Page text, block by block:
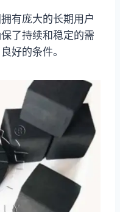
有庞大的长期用户
了持续和稳定的需
好的条件。